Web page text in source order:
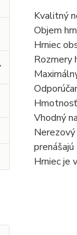
Kvalitný
Objem
Hrniec
Rozmery
Vhodný
Hrniec je